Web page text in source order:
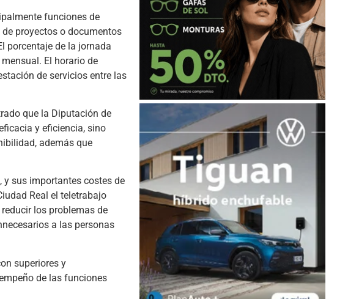
funciones de
proyectos o documentos
porcentaje de la jornada
El horario de
de servicios entre las
que la Diputación de
y eficiencia, sino
además que
y sus importantes costes de
Real el teletrabajo
los problemas de
a las personas
superiores y
de las funciones